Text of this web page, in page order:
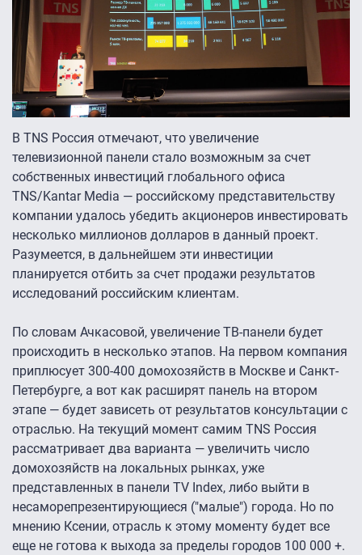
В TNS Россия отмечают, что увеличение
телевизионной панели стало возможным за счет
собственных инвестиций глобального офиса
TNS/Kantar Media — российскому представительству
компании удалось убедить акционеров инвестировать
несколько миллионов долларов в данный проект.
Разумеется, в дальнейшем эти инвестиции
планируется отбить за счет продажи результатов
исследований российским клиентам.
По словам Ачкасовой, увеличение ТВ-панели будет
происходить в несколько этапов. На первом компания
приплюсует 300-400 домохозяйств в Москве и Санкт-
Петербурге, а вот как расширят панель на втором
этапе — будет зависеть от результатов консультации с
отраслью. На текущий момент самим TNS Россия
рассматривает два варианта — увеличить число
домохозяйств на локальных рынках, уже
представленных в панели TV Index, либо выйти в
несаморепрезентирующиеся ("малые") города. Но по
мнению Ксении, отрасль к этому моменту будет все
еще не готова к выхода за пределы городов 100 000 +.